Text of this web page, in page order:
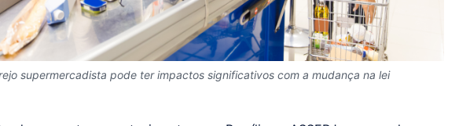
supermercadista pode ter impactos significativos com a mudança na lei